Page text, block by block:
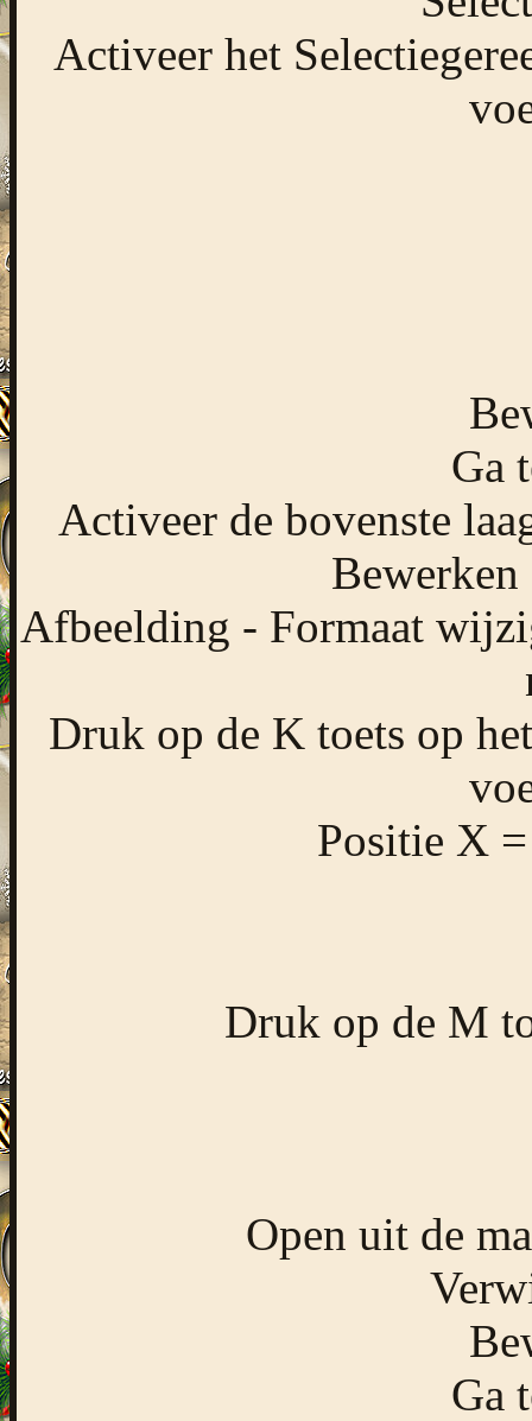
Activeer het
Ga
Activeer de bovenste
Afbeelding - Formaat
Druk op de K toets op
Positie X
Druk op de M
Open uit de
Ga